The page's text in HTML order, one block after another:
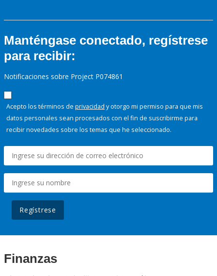
Manténgase conectado, regístrese
para recibir:
Notificaciones sobre Project P074861
Acepto los términos de privacidad y otorgo mi permiso para que mis
datos personales sean procesados con el fin de suscribirme para
recibir novedades sobre los temas que he seleccionado.
Regístrese
Finanzas